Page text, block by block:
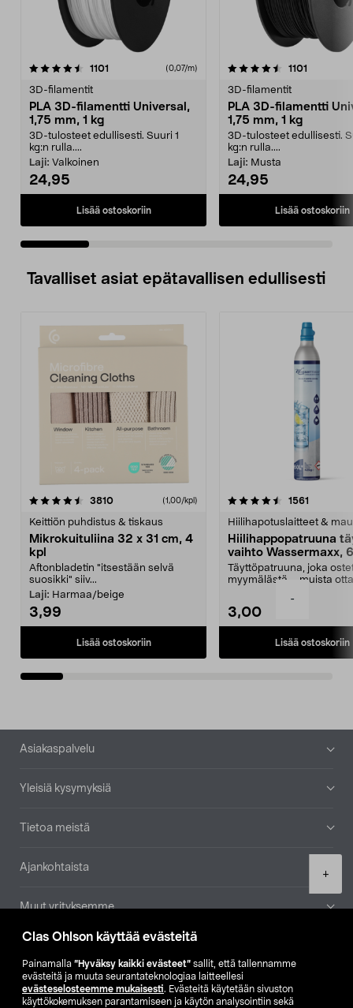
Clas Ohlson käyttää evästeitä
Painamalla ”Hyväksy kaikki evästeet” sallit, että tallennamme
evästeitä ja muuta seurantateknologiaa laitteellesi
evästeselosteemme mukaisesti. Evästeitä käytetään sivuston
käyttökokemuksen parantamiseen ja käytön analysointiin sekä
-
+
1101 (0,07/m)
3D-filamentit
PLA 3D-filamentti Universal,
1,75 mm, 1 kg
3D-tulosteet edullisesti. Suuri 1
kg:n rulla....
Laji: Valkoinen
24,95
Lisää ostoskoriin
4.5 viidestä
1101
3D-filamentit
PLA 3D-filamentti
1,75 mm, 1 kg
3D-tulosteet edullisesti.
kg:n rulla....
Laji: Musta
24,95
Lisää ostoskoriin
4.0 viidestä
Tavalliset asiat epätavallisen edullisesti
3810arvostelut (1,00/kpl)
Keittiön puhdistus & tiskaus
Mikrokuituliina 32 x 31 cm, 4
kpl
Aftonbladetin "itsestään selvä
suosikki" siiv...
Laji: Harmaa/beige
3,99
Lisää ostoskoriin
4.5viidestä
1561
Hiilihapotuslaitteet &
Hiilihappopatruuna
vaihto Wassermaxx,
Täyttöpatruuna, joka
myymälästä – muista
3,00
Lisää ostoskoriin
4.5viidestä
Alatunniste
Asiakaspalvelu
Yleisiä kysymyksiä
Tietoa meistä
Ajankohtaista
Muut yrityksemme
Etsi myymälä
SE NO FI